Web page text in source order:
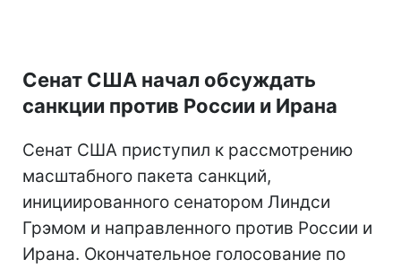
Сенат США начал обсуждать
санкции против России и Ирана
Сенат США приступил к рассмотрению
масштабного пакета санкций,
инициированного сенатором Линдси
Грэмом и направленного против России и
Ирана. Окончательное голосование по